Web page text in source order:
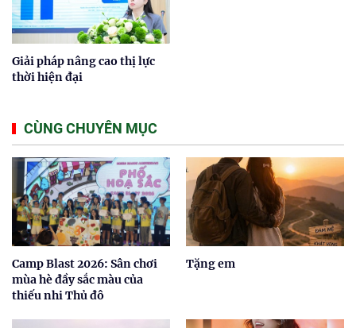
Giải pháp nâng cao thị lực
thời hiện đại
CÙNG CHUYÊN MỤC
Camp Blast 2026: Sân chơi
mùa hè đầy sắc màu của
thiếu nhi Thủ đô
Tặng em